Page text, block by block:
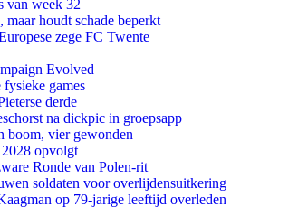
van week 32
houdt schade beperkt
zege FC Twente
Evolved
games
derde
na dickpic in groepsapp
boom, vier gewonden
opvolgt
Ronde van Polen-rit
soldaten voor overlijdensuitkering
op 79-jarige leeftijd overleden